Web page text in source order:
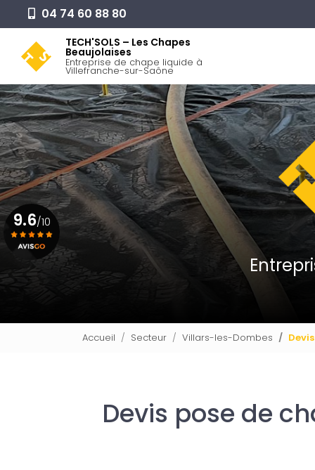
contenu
principal
04 74 60 88 80
TECH'SOLS – Les Chapes
Beaujolaises
Entreprise de chape liquide à
Villefranche-sur-Saône
9.6/10
Voir le certificat
Accueil Secteur Villars-les-Dombes
Devis pose de